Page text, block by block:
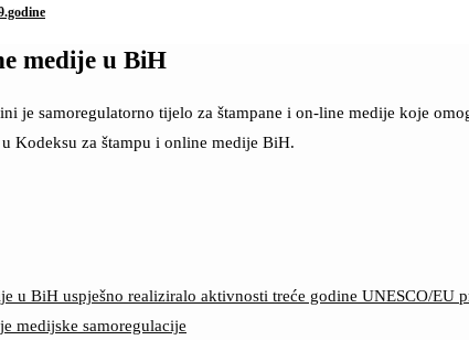
medije u BiH
je samoregulatorno tijelo za štampane i on-line medije koje
Kodeksu za štampu i online medije BiH.
u BiH uspješno realiziralo aktivnosti treće godine UNESCO/
medijske samoregulacije